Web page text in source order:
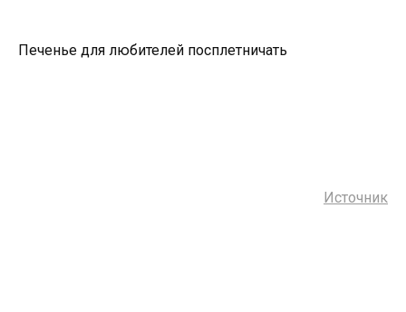
Печенье для любителей посплетничать
Источник